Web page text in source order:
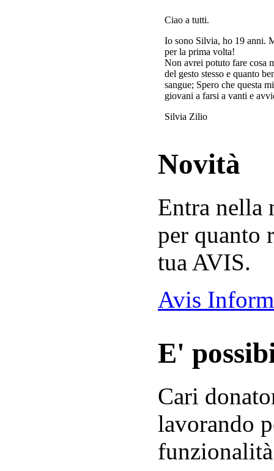
Ciao a tutti.
Io sono Silvia, ho 19 anni.
per la prima volta!
Non avrei potuto fare cosa
del gesto stesso e quanto
sangue; Spero che questa
giovani a farsi a vanti e
Silvia Zilio
Novità
Entra nella
per quanto
tua AVIS.
Avis
E'
Cari
lavorando